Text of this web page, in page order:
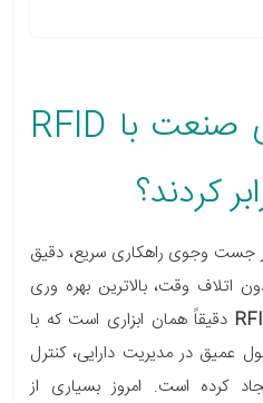
چگونه غول های صنعت با RFID
کردند؟
جست وجوی راهکاری سریع، دقیق
اتلاف وقت، بالاترین بهره وری
دقیقاً همان ابزاری است که با
عمیق در مدیریت دارایی، کنترل
کرده است. امروز بسیاری از